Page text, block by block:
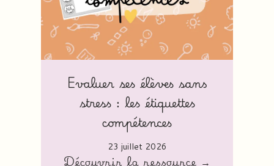
Evaluer ses élèves sans
stress : les étiquettes
compétences
23 juillet 2026
Découvrir la ressource →